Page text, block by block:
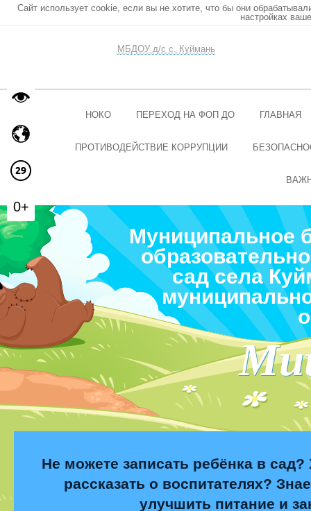
Сайт использует cookie, если вы не хотите, что бы они
настройках
МБДОУ д/с с. Куймань
НОКО ПЕРЕХОД НА ФОП ДО ГЛАВНАЯ
ПРОТИВОДЕЙСТВИЕ КОРРУПЦИИ
Муниципальное
сад села
Не можете записать ребёнка в сад?
рассказать о воспитателях?
улучшить питание и
0+